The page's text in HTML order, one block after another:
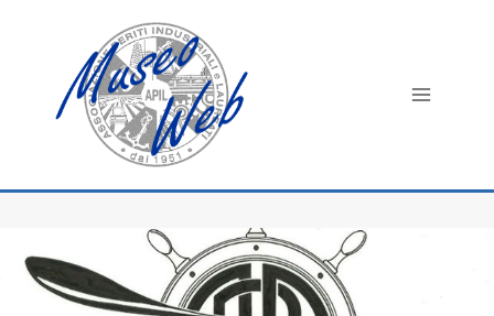
contenuto